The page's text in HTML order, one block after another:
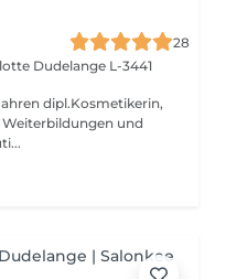
28
Dudelange L-3441
dipl.Kosmetikerin,
und